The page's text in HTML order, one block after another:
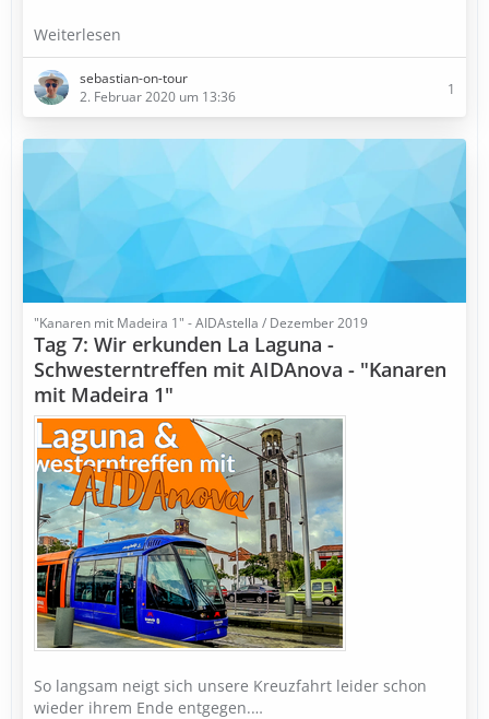
Weiterlesen
sebastian-on-tour
2. Februar 2020 um 13:36
1
"Kanaren mit Madeira 1" - AIDAstella / Dezember 2019
Tag 7: Wir erkunden La Laguna -
Schwesterntreffen mit AIDAnova - "Kanaren
mit Madeira 1"
So langsam neigt sich unsere Kreuzfahrt leider schon
wieder ihrem Ende entgegen.…